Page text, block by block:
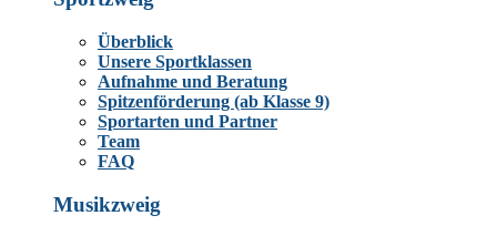
Überblick
Unsere Sportklassen
Aufnahme und Beratung
Spitzenförderung (ab Klasse 9)
Sportarten und Partner
Team
FAQ
Musikzweig